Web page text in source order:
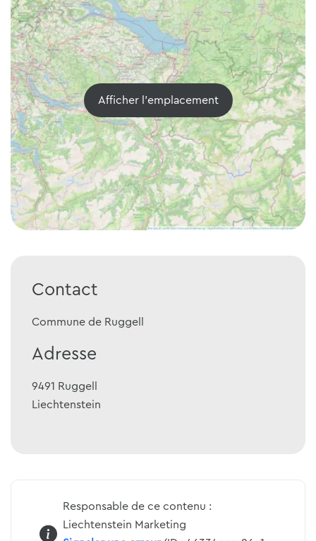
Afficher l'emplacement
Contact
Commune de Ruggell
Adresse
9491 Ruggell
Liechtenstein
Responsable de ce contenu :
Liechtenstein Marketing